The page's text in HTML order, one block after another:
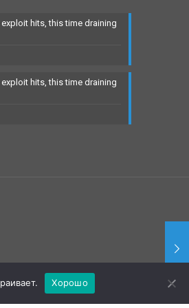
hits, this time draining
hits, this time draining
Хорошо